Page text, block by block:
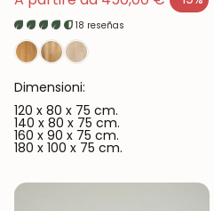
Prezzo di vendita
18 reseñas
Dimensioni:
120 x 80 x 75 cm.
140 x 80 x 75 cm.
160 x 90 x 75 cm.
180 x 100 x 75 cm.